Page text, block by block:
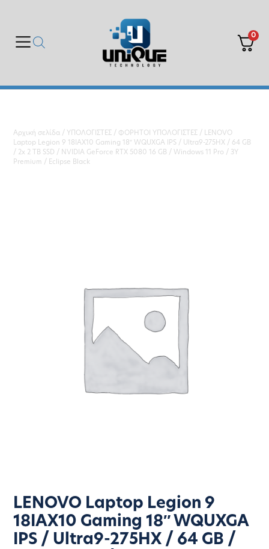
0
Αρχική σελίδα / ΥΠΟΛΟΓΙΣΤΕΣ / ΦΟΡΗΤΟΙ ΥΠΟΛΟΓΙΣΤΕΣ / LENOVO
Laptop Legion 9 18IAX10 Gaming 18″ WQUXGA IPS / Ultra9-275HX / 64 GB
/ 2x 2 TB SSD / NVIDIA GeForce RTX 5080 16 GB / Windows 11 Pro / 3Y
Premium / Eclipse Black
LENOVO Laptop Legion 9
18IAX10 Gaming 18″ WQUXGA
IPS / Ultra9-275HX / 64 GB /